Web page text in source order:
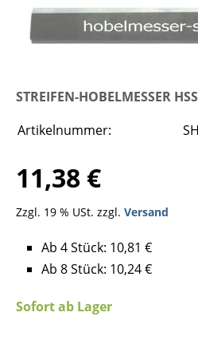
STREIFEN-HOBELMESSER
Artikelnummer:
11,38 €
Zzgl. 19 % USt. zzgl. Versand
Ab 4 Stück: 10,81 €
Ab 8 Stück: 10,24 €
Sofort ab Lager